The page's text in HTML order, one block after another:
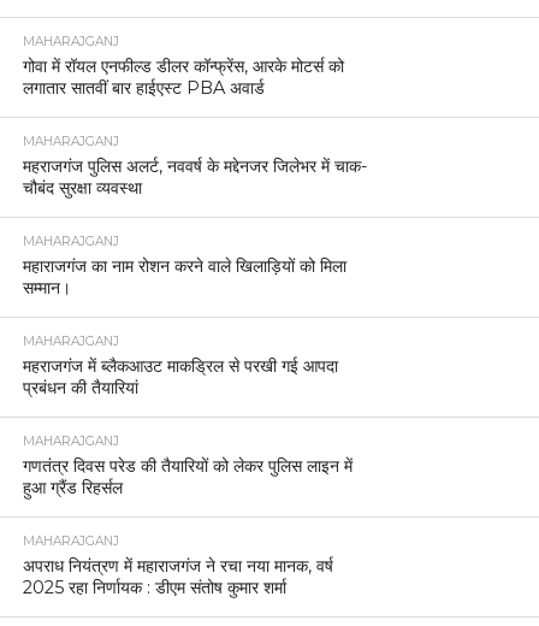
MAHARAJGANJ
गोवा में रॉयल एनफील्ड डीलर कॉन्फ्रेंस, आरके मोटर्स को
लगातार सातवीं बार हाईएस्ट PBA अवार्ड
MAHARAJGANJ
महराजगंज पुलिस अलर्ट, नववर्ष के मद्देनजर जिलेभर में चाक-
चौबंद सुरक्षा व्यवस्था
MAHARAJGANJ
महाराजगंज का नाम रोशन करने वाले खिलाड़ियों को मिला
सम्मान।
MAHARAJGANJ
महराजगंज में ब्लैकआउट माकड्रिल से परखी गई आपदा
प्रबंधन की तैयारियां
MAHARAJGANJ
गणतंत्र दिवस परेड की तैयारियों को लेकर पुलिस लाइन में
हुआ ग्रैंड रिहर्सल
MAHARAJGANJ
अपराध नियंत्रण में महाराजगंज ने रचा नया मानक, वर्ष
2025 रहा निर्णायक : डीएम संतोष कुमार शर्मा